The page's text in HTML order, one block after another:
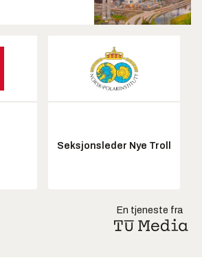
Seksjonsleder Nye Troll
En tjeneste fra